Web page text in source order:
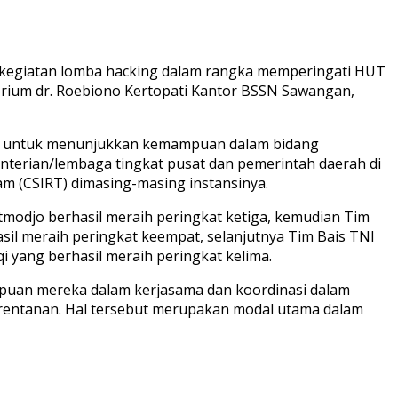
lomba hacking dalam rangka memperingati HUT
dr. Roebiono Kertopati Kantor BSSN Sawangan,
menunjukkan kemampuan dalam bidang
lembaga tingkat pusat dan pemerintah daerah di
(CSIRT) dimasing-masing instansinya.
berhasil meraih peringkat ketiga, kemudian Tim
meraih peringkat keempat, selanjutnya Tim Bais TNI
yang berhasil meraih peringkat kelima.
mereka dalam kerjasama dan koordinasi dalam
Hal tersebut merupakan modal utama dalam